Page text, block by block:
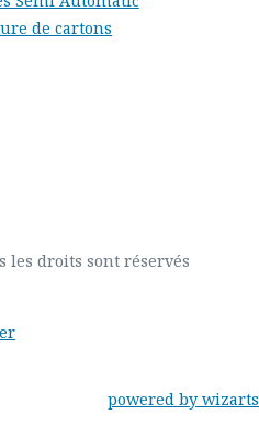
de cartons
les droits sont réservés
powered by wizarts